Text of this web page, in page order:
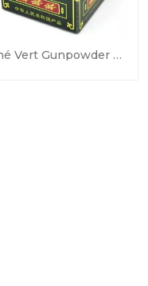
Thé Vert Gunpowder De Chine 3505